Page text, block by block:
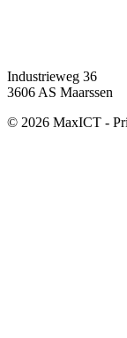
Industrieweg 36
3606 AS Maarssen
© 2026 MaxICT -